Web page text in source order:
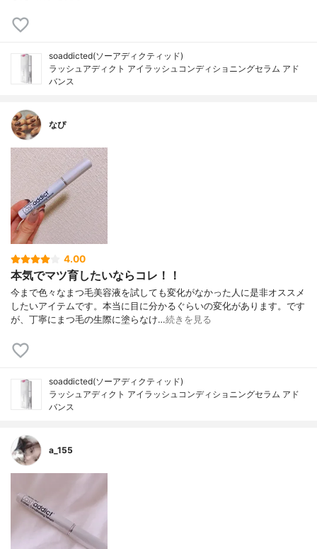
soaddicted(ソーアディクティッド)
ラッシュアディクト アイラッシュコンディショニングセラム アド
バンス
なぴ
4.00
本気でマツ育したいならコレ！！
今まで色々なまつ毛美容液を試しても変化がなかった人に是非オススメ
したいアイテムです。本当に目に分かるぐらいの変化があります。です
が、丁寧にまつ毛の生際に塗らなけ…続きを見る
soaddicted(ソーアディクティッド)
ラッシュアディクト アイラッシュコンディショニングセラム アド
バンス
a_155